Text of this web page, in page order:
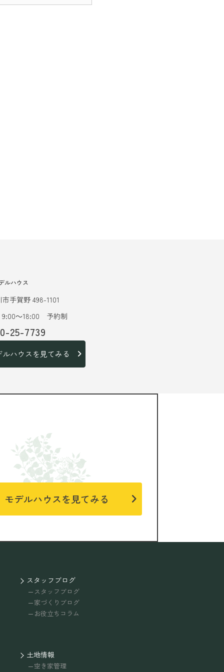
ルハウス
手賀野 498-1101
9:00～18:00 予約制
25-7739
ルハウスを見てみる
モデルハウスを見てみる
スタッフブログ
スタッフブログ
家づくりブログ
お役立ちコラム
土地情報
空き家管理